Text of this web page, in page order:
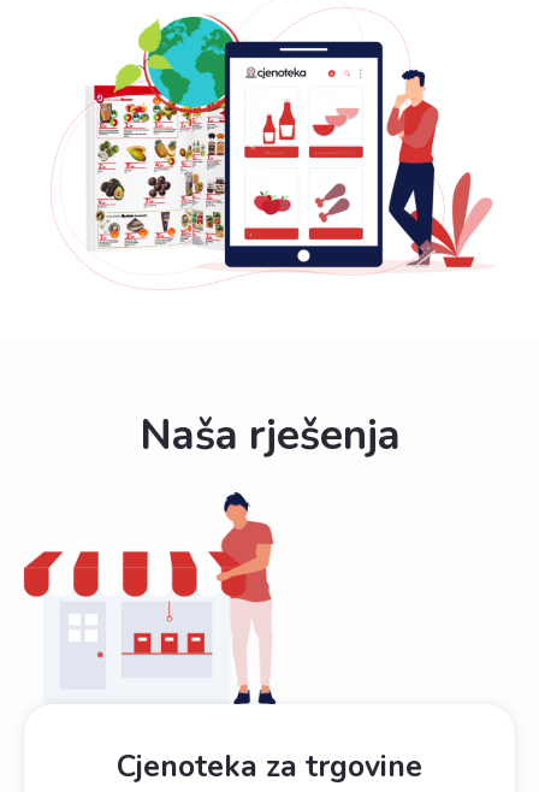
Naša rješenja
Cjenoteka za trgovine